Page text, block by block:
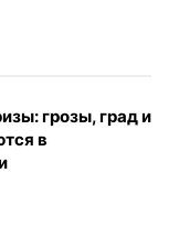
грозы, град и
в